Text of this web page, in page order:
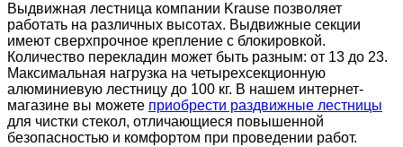
Выдвижная лестница компании Krause позволяет
работать на различных высотах. Выдвижные секции
имеют сверхпрочное крепление с блокировкой.
Количество перекладин может быть разным: от 13 до 23.
Максимальная нагрузка на четырехсекционную
алюминиевую лестницу до 100 кг. В нашем интернет-
магазине вы можете приобрести раздвижные лестницы
для чистки стекол, отличающиеся повышенной
безопасностью и комфортом при проведении работ.